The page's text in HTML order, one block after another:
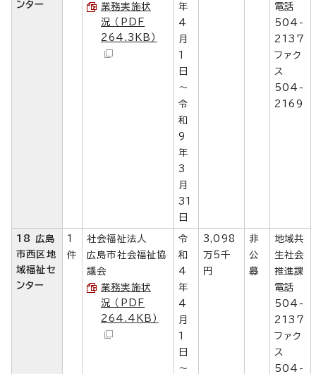
ンター
業務実施状
況 （PDF
264.3KB）
年
4
月
1
日
～
令
和
9
年
3
月
31
日
電話
504-
2137
ファク
ス
504-
2169
18 広島
市西区地
域福祉セ
ンター
1
件
社会福祉法人
広島市社会福祉協
議会
業務実施状
況 （PDF
264.4KB）
令
和
4
年
4
月
1
日
～
3,098
万5千
円
非
公
募
地域共
生社会
推進課
電話
504-
2137
ファク
ス
504-